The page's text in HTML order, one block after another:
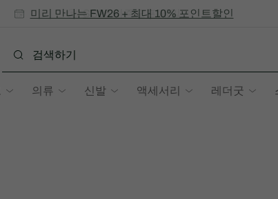
SS26 시즌오프 세일
미리 만나는 FW26 + 최대 10% 포인트할인
의류 신발 액세서리 레더굿